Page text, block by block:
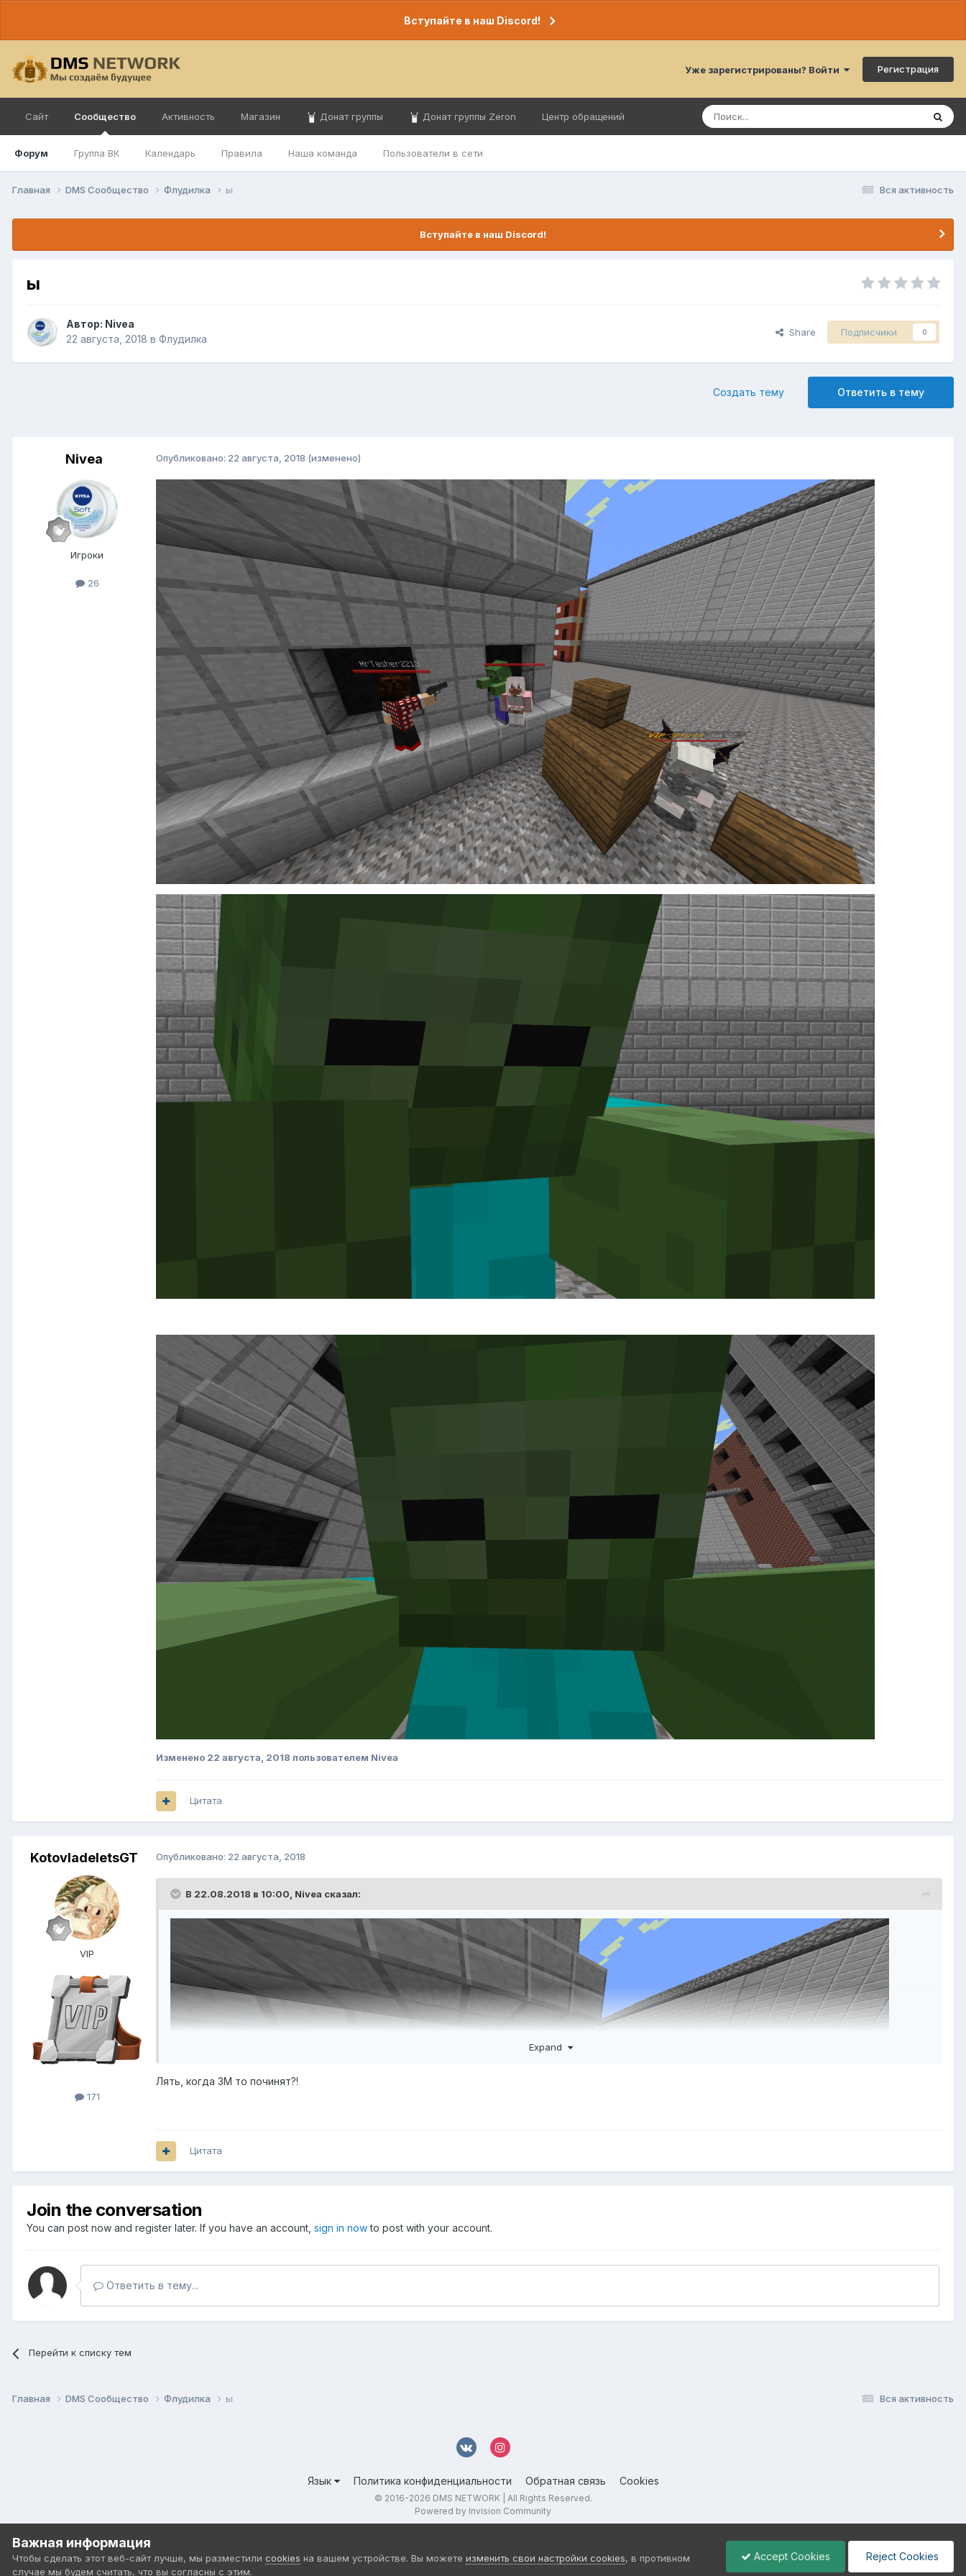
Вступайте в наш Discord!
Уже зарегистрированы? Войти Регистрация
Сайт Сообщество
Форум Группа ВК Календарь Правила Наша команда Пользователи в сети
Активность Магазин Донат группы Донат группы Zeron Центр обращений
Вся активность
Главная DMS Сообщество Флудилка ы
Вступайте в наш Discord!
ы
Автор: Nivea
22 августа, 2018 в Флудилка
Share Подписчики 0
Ответить в тему
Создать тему
Nivea
Игроки
26
Опубликовано: 22 августа, 2018 (изменено)
Изменено 22 августа, 2018 пользователем Nivea
Цитата
KotovladeletsGT
VIP
171
Опубликовано: 22 августа, 2018
В 22.08.2018 в 10:00, Nivea сказал:
Expand
Лять, когда ЗМ то починят?!
Цитата
Join the conversation
You can post now and register later. If you have an account, sign in nowto post with your account.
Ответить в тему...
Перейти к списку тем
Вся активность
Главная DMS Сообщество Флудилка ы
Язык Политика конфиденциальности Обратная связь Cookies
© 2016-2026 DMS NETWORK | All Rights Reserved.
Powered by Invision Community
Важная информация
Чтобы сделать этот веб-сайт лучше, мы разместили cookies на вашем устройстве. Вы можете изменить свои настройки cookies, в противном
случае мы будем считать, что вы согласны с этим.
Accept Cookies Reject Cookies